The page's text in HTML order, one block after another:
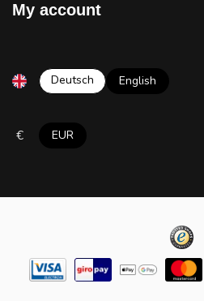
My account
Deutsch English
€ EUR